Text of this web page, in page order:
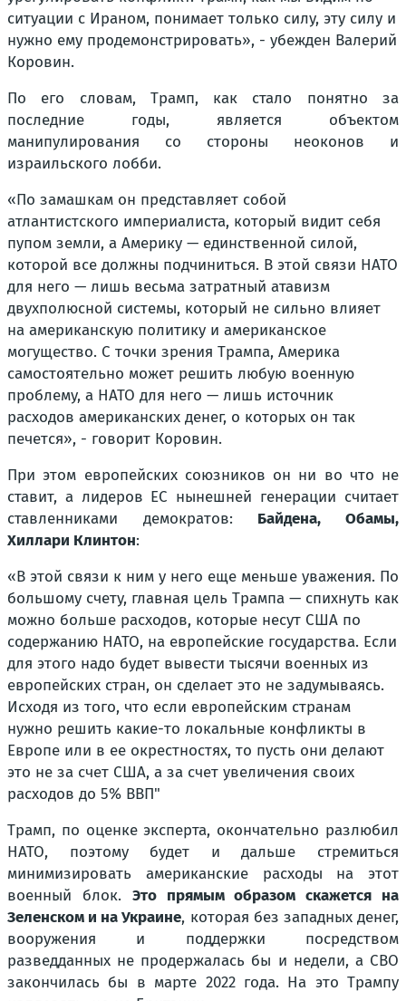
ситуации с Ираном, понимает только силу, эту силу и
нужно ему продемонстрировать», - убежден Валерий
Коровин.
По его словам, Трамп, как стало понятно за
последние годы, является объектом
манипулирования со стороны неоконов и
израильского лобби.
«По замашкам он представляет собой
атлантистского империалиста, который видит себя
пупом земли, а Америку — единственной силой,
которой все должны подчиниться. В этой связи НАТО
для него — лишь весьма затратный атавизм
двухполюсной системы, который не сильно влияет
на американскую политику и американское
могущество. С точки зрения Трампа, Америка
самостоятельно может решить любую военную
проблему, а НАТО для него — лишь источник
расходов американских денег, о которых он так
печется», - говорит Коровин.
При этом европейских союзников он ни во что не
ставит, а лидеров ЕС нынешней генерации считает
ставленниками демократов: Байдена, Обамы,
Хиллари Клинтон:
«В этой связи к ним у него еще меньше уважения. По
большому счету, главная цель Трампа — спихнуть как
можно больше расходов, которые несут США по
содержанию НАТО, на европейские государства. Если
для этого надо будет вывести тысячи военных из
европейских стран, он сделает это не задумываясь.
Исходя из того, что если европейским странам
нужно решить какие-то локальные конфликты в
Европе или в ее окрестностях, то пусть они делают
это не за счет США, а за счет увеличения своих
расходов до 5% ВВП"
Трамп, по оценке эксперта, окончательно разлюбил
НАТО, поэтому будет и дальше стремиться
минимизировать американские расходы на этот
военный блок. Это прямым образом скажется на
Зеленском и на Украине, которая без западных денег,
вооружения и поддержки посредством
разведданных не продержалась бы и недели, а СВО
закончилась бы в марте 2022 года. На это Трампу